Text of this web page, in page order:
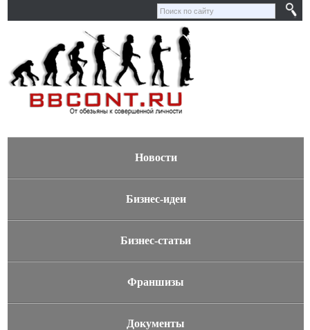
Новости
Бизнес-идеи
Бизнес-статьи
Франшизы
Документы